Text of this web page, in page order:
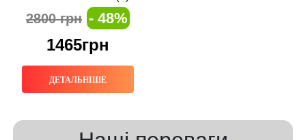
2800 грн - 48%
1465грн
ДЕТАЛЬНІШЕ